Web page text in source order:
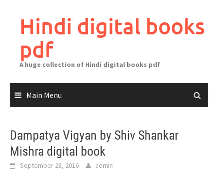
contentHindi digital books
pdf
A huge collection of Hindi digital books pdf
Main Menu
Dampatya Vigyan by Shiv Shankar
Mishra digital book
September 28, 2016 admin